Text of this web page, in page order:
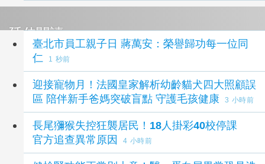
延伸閱讀
臺北市員工親子日 蔣萬安：榮譽歸功每一位同
仁
1 秒前
迎接寵物月！法國皇家解析幼齡貓犬四大照顧誤
區 陪伴新手爸媽突破盲點 守護毛孩健康
3 小時前
長尾獼猴失控狂襲居民！18人掛彩40校停課
官方追查異常原因
4 小時前